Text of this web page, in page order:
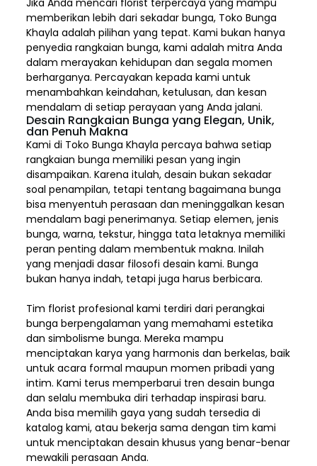
Jika Anda mencari florist terpercaya yang mampu
memberikan lebih dari sekadar bunga, Toko Bunga
Khayla adalah pilihan yang tepat. Kami bukan hanya
penyedia rangkaian bunga, kami adalah mitra Anda
dalam merayakan kehidupan dan segala momen
berharganya. Percayakan kepada kami untuk
menambahkan keindahan, ketulusan, dan kesan
mendalam di setiap perayaan yang Anda jalani.
Desain Rangkaian Bunga yang Elegan, Unik,
dan Penuh Makna
Kami di Toko Bunga Khayla percaya bahwa setiap
rangkaian bunga memiliki pesan yang ingin
disampaikan. Karena itulah, desain bukan sekadar
soal penampilan, tetapi tentang bagaimana bunga
bisa menyentuh perasaan dan meninggalkan kesan
mendalam bagi penerimanya. Setiap elemen, jenis
bunga, warna, tekstur, hingga tata letaknya memiliki
peran penting dalam membentuk makna. Inilah
yang menjadi dasar filosofi desain kami. Bunga
bukan hanya indah, tetapi juga harus berbicara.
Tim florist profesional kami terdiri dari perangkai
bunga berpengalaman yang memahami estetika
dan simbolisme bunga. Mereka mampu
menciptakan karya yang harmonis dan berkelas, baik
untuk acara formal maupun momen pribadi yang
intim. Kami terus memperbarui tren desain bunga
dan selalu membuka diri terhadap inspirasi baru.
Anda bisa memilih gaya yang sudah tersedia di
katalog kami, atau bekerja sama dengan tim kami
untuk menciptakan desain khusus yang benar-benar
mewakili perasaan Anda.